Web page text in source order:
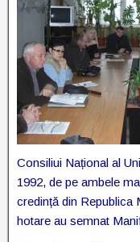
Consiliui Național al
1992, de pe ambele
credință din Republica
hotare au semnat